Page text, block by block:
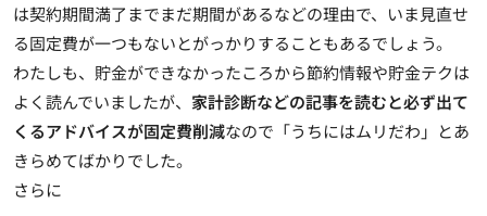
は契約期間満了までまだ期間があるなどの理由で、いま見直せ
る固定費が一つもないとがっかりすることもあるでしょう。
わたしも、貯金ができなかったころから節約情報や貯金テクは
よく読んでいましたが、 家計診断などの記事を読むと必ず出て
くるアドバイスが固定費削減なので「うちにはムリだわ」とあ
きらめてばかりでした。
さらに